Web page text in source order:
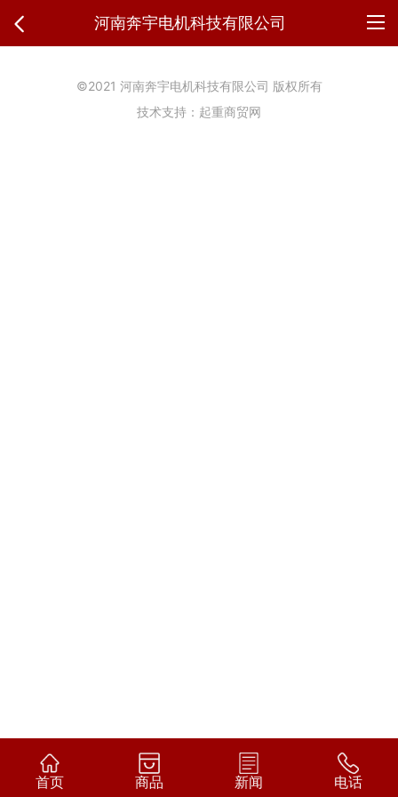
河南奔宇电机科技有限公司
©2021 河南奔宇电机科技有限公司 版权所有
技术支持：起重商贸网
首页 商品 新闻 电话